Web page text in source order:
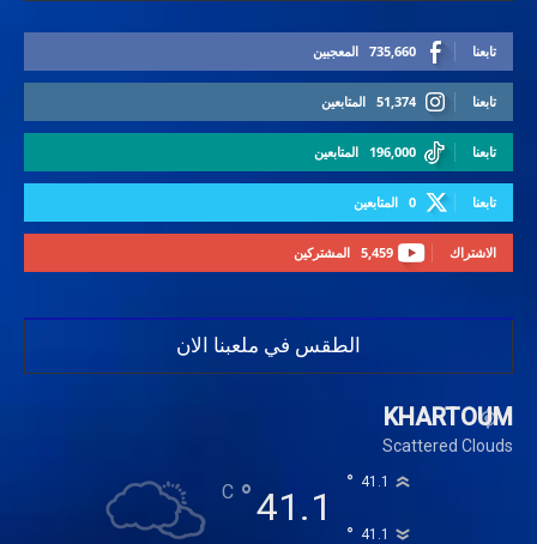
735,660 المعجبين تابعنا
51,374 المتابعين تابعنا
196,000 المتابعين تابعنا
0 المتابعين تابعنا
5,459 المشتركين الاشتراك
الطقس في ملعبنا الان
KHARTOUM
Scattered Clouds
41.1
°
C 41.1
°
41.1
°